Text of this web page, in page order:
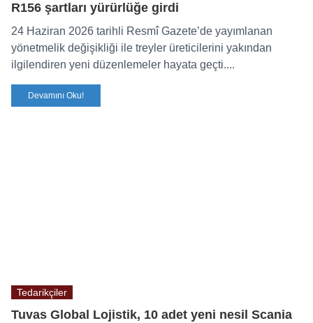
R156 şartları yürürlüğe girdi
24 Haziran 2026 tarihli Resmî Gazete’de yayımlanan
yönetmelik değişikliği ile treyler üreticilerini yakından
ilgilendiren yeni düzenlemeler hayata geçti....
Devamını Oku!
Tedarikçiler
Tuvas Global Lojistik, 10 adet yeni nesil Scania